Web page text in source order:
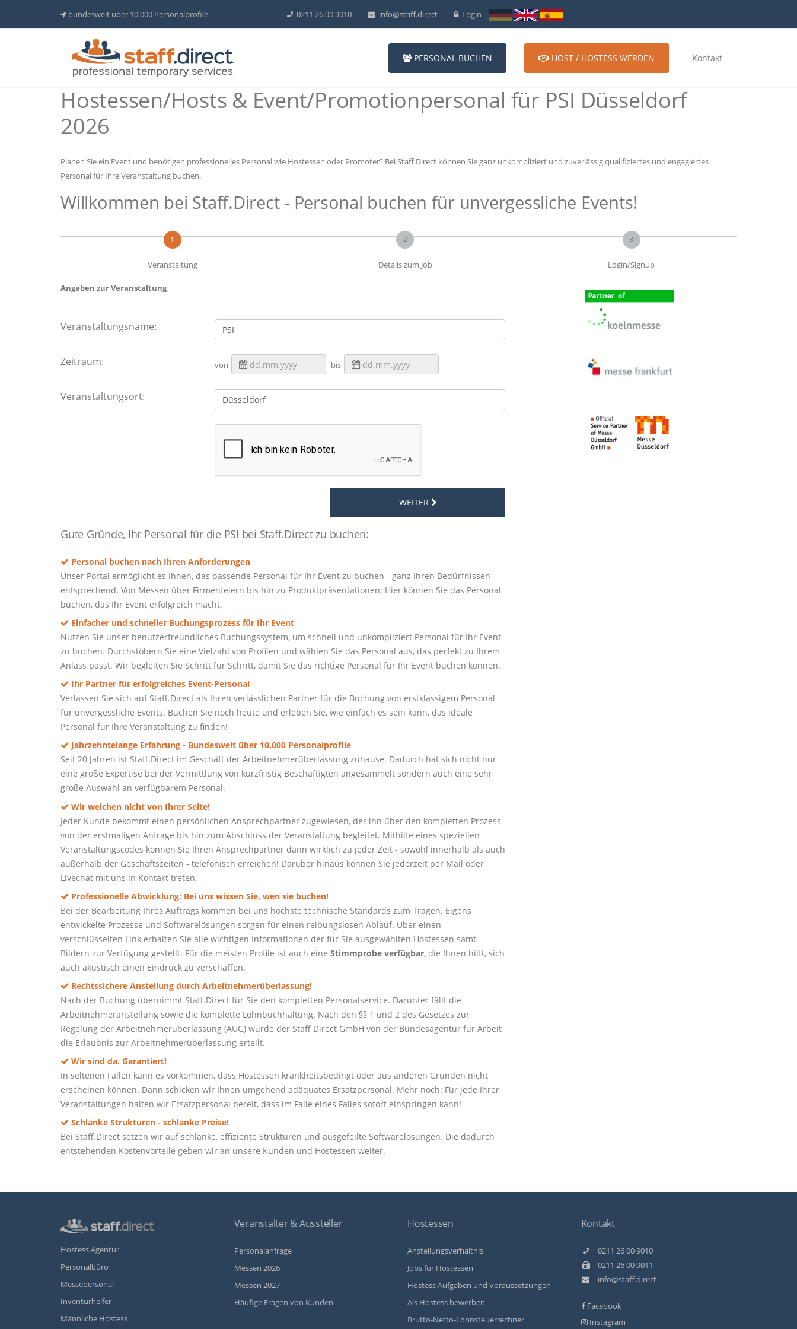
bundesweit über 10.000 Personalprofile 0211 26 00 9010 info@staff.direct Login
PERSONAL BUCHEN HOST / HOSTESS WERDEN Kontakt
Hostessen/Hosts & Event/Promotionpersonal für PSI Düsseldorf
2026
Planen Sie ein Event und benötigen professionelles Personal wie Hostessen oder Promoter? Bei Staff.Direct können Sie ganz unkompliziert und zuverlässig qualifiziertes und engagiertes
Personal für Ihre Veranstaltung buchen.
Willkommen bei Staff.Direct - Personal buchen für unvergessliche Events!
1
Veranstaltung
2
Details zum Job
3
Login/Signup
Angaben zur Veranstaltung
Veranstaltungsname:
Zeitraum: von bis
Veranstaltungsort:
WEITER
Gute Gründe, Ihr Personal für die PSI bei Staff.Direct zu buchen:
Personal buchen nach Ihren Anforderungen
Unser Portal ermöglicht es Ihnen, das passende Personal für Ihr Event zu buchen - ganz Ihren Bedürfnissen
entsprechend. Von Messen über Firmenfeiern bis hin zu Produktpräsentationen: Hier können Sie das Personal
buchen, das Ihr Event erfolgreich macht.
Einfacher und schneller Buchungsprozess für Ihr Event
Nutzen Sie unser benutzerfreundliches Buchungssystem, um schnell und unkompliziert Personal für Ihr Event
zu buchen. Durchstöbern Sie eine Vielzahl von Profilen und wählen Sie das Personal aus, das perfekt zu Ihrem
Anlass passt. Wir begleiten Sie Schritt für Schritt, damit Sie das richtige Personal für Ihr Event buchen können.
Ihr Partner für erfolgreiches Event-Personal
Verlassen Sie sich auf Staff.Direct als Ihren verlässlichen Partner für die Buchung von erstklassigem Personal
für unvergessliche Events. Buchen Sie noch heute und erleben Sie, wie einfach es sein kann, das ideale
Personal für Ihre Veranstaltung zu finden!
Jahrzehntelange Erfahrung - Bundesweit über 10.000 Personalprofile
Seit 20 Jahren ist Staff.Direct im Geschäft der Arbeitnehmerüberlassung zuhause. Dadurch hat sich nicht nur
eine große Expertise bei der Vermittlung von kurzfristig Beschäftigten angesammelt sondern auch eine sehr
große Auswahl an verfügbarem Personal.
Wir weichen nicht von Ihrer Seite!
Jeder Kunde bekommt einen persönlichen Ansprechpartner zugewiesen, der ihn über den kompletten Prozess
von der erstmaligen Anfrage bis hin zum Abschluss der Veranstaltung begleitet. Mithilfe eines speziellen
Veranstaltungscodes können Sie Ihren Ansprechpartner dann wirklich zu jeder Zeit - sowohl innerhalb als auch
außerhalb der Geschäftszeiten - telefonisch erreichen! Darüber hinaus können Sie jederzeit per Mail oder
Livechat mit uns in Kontakt treten.
Professionelle Abwicklung: Bei uns wissen Sie, wen sie buchen!
Bei der Bearbeitung Ihres Auftrags kommen bei uns höchste technische Standards zum Tragen. Eigens
entwickelte Prozesse und Softwarelösungen sorgen für einen reibungslosen Ablauf. Über einen
verschlüsselten Link erhalten Sie alle wichtigen Informationen der für Sie ausgewählten Hostessen samt
Bildern zur Verfügung gestellt. Für die meisten Profile ist auch eine Stimmprobe verfügbar, die Ihnen hilft, sich
auch akustisch einen Eindruck zu verschaffen.
Rechtssichere Anstellung durch Arbeitnehmerüberlassung!
Nach der Buchung übernimmt Staff.Direct für Sie den kompletten Personalservice. Darunter fällt die
Arbeitnehmeranstellung sowie die komplette Lohnbuchhaltung. Nach den §§ 1 und 2 des Gesetzes zur
Regelung der Arbeitnehmerüberlassung (AÜG) wurde der Staff Direct GmbH von der Bundesagentur für Arbeit
die Erlaubnis zur Arbeitnehmerüberlassung erteilt.
Wir sind da. Garantiert!
In seltenen Fällen kann es vorkommen, dass Hostessen krankheitsbedingt oder aus anderen Gründen nicht
erscheinen können. Dann schicken wir Ihnen umgehend adäquates Ersatzpersonal. Mehr noch: Für jede Ihrer
Veranstaltungen halten wir Ersatzpersonal bereit, dass im Falle eines Falles sofort einspringen kann!
Schlanke Strukturen - schlanke Preise!
Bei Staff.Direct setzen wir auf schlanke, effiziente Strukturen und ausgefeilte Softwarelösungen. Die dadurch
entstehenden Kostenvorteile geben wir an unsere Kunden und Hostessen weiter.
Hostess Agentur
Personalbüro
Messepersonal
Inventurhelfer
Männliche Hostess
Veranstalter & Aussteller
Personalanfrage
Messen 2026
Messen 2027
Häufige Fragen von Kunden
Hostessen
Anstellungsverhältnis
Jobs für Hostessen
Hostess Aufgaben und Voraussetzungen
Als Hostess bewerben
Brutto-Netto-Lohnsteuerrechner
Kontakt
0211 26 00 9010
0211 26 00 9011
info@staff.direct
Facebook
Instagram